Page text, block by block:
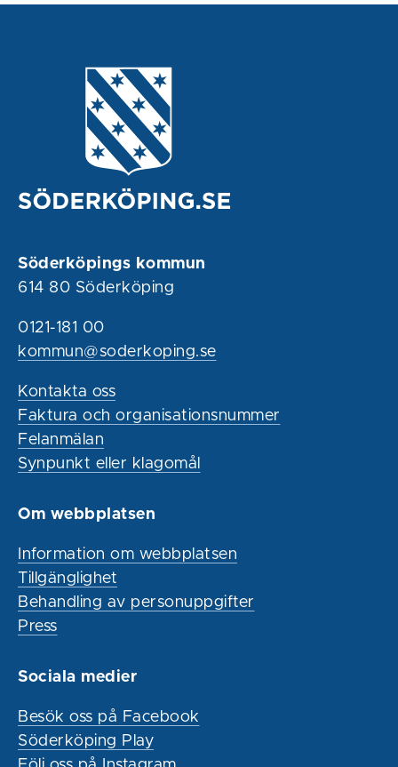
Söderköpings kommun
614 80 Söderköping
0121-181 00
kommun@soderkoping.se
Kontakta oss
Faktura och organisationsnummer
Felanmälan
Synpunkt eller klagomål
Om webbplatsen
Information om webbplatsen
Tillgänglighet
Behandling av personuppgifter
Press
Sociala medier
Besök oss på Facebook
Söderköping Play